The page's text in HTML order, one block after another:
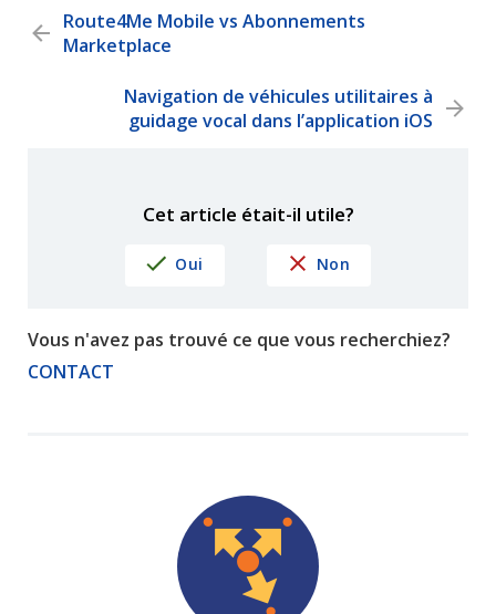
Route4Me Mobile vs Abonnements
Marketplace
Navigation de véhicules utilitaires à
guidage vocal dans l’application iOS
Cet article était-il utile?
Oui Non
Vous n'avez pas trouvé ce que vous recherchiez?
CONTACT